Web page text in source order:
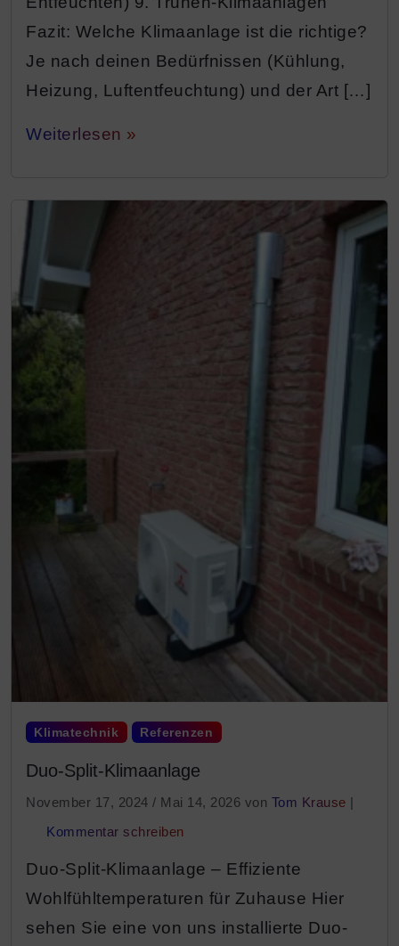
Fazit: Welche Klimaanlage ist die richtige?
Je nach deinen Bedürfnissen (Kühlung,
Heizung, Luftentfeuchtung) und der Art […]
Weiterlesen »
Klimatechnik Referenzen
Duo-Split-Klimaanlage
November 17, 2024 / Mai 14, 2026 von Tom Krause
Kommentar schreiben
Duo-Split-Klimaanlage – Effiziente
Wohlfühltemperaturen für Zuhause Hier
sehen Sie eine von uns installierte Duo-